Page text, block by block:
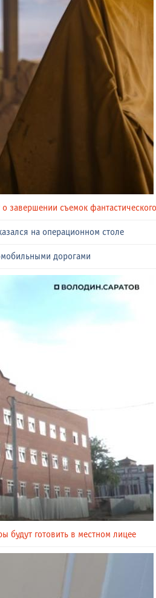
завершении съемок
на операционном столе
дорогами
будут готовить в местном лицее